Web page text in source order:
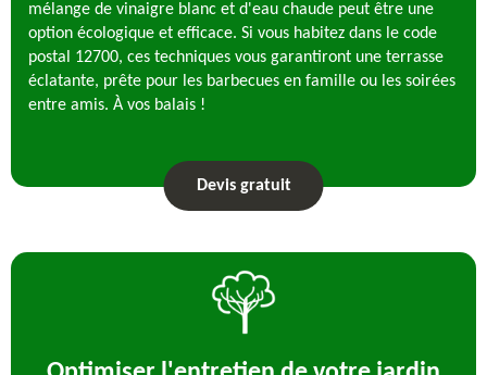
mélange de vinaigre blanc et d'eau chaude peut être une
option écologique et efficace. Si vous habitez dans le code
postal 12700, ces techniques vous garantiront une terrasse
éclatante, prête pour les barbecues en famille ou les soirées
entre amis. À vos balais !
Devis gratuit